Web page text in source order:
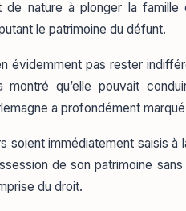
de nature à plonger la
le patrimoine du défunt.
évidemment pas rester
montré qu’elle pouvait
a profondément
soient immédiatement saisis
de son patrimoine
du droit.